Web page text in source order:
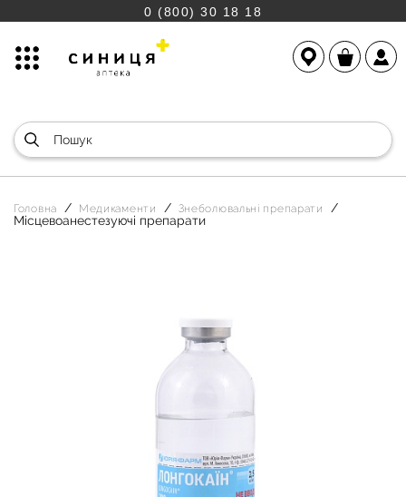
0 (800) 30 18 18
Головна Медикаменти Знеболювальні препарати
Місцевоанестезуючі препарати